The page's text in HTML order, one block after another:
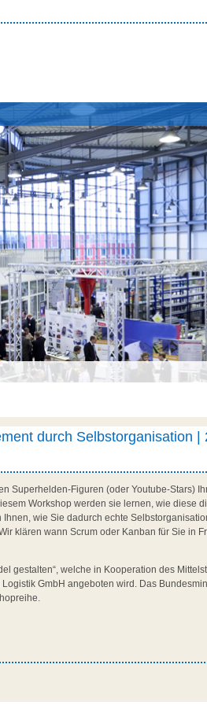
durch Selbstorganisation |
Superhelden-Figuren (oder Youtube-Stars)
Workshop werden sie lernen, wie diese
wie Sie dadurch echte
klären wann Scrum oder Kanban für Sie in
gestalten“, welche in Kooperation des
GmbH angeboten wird. Das